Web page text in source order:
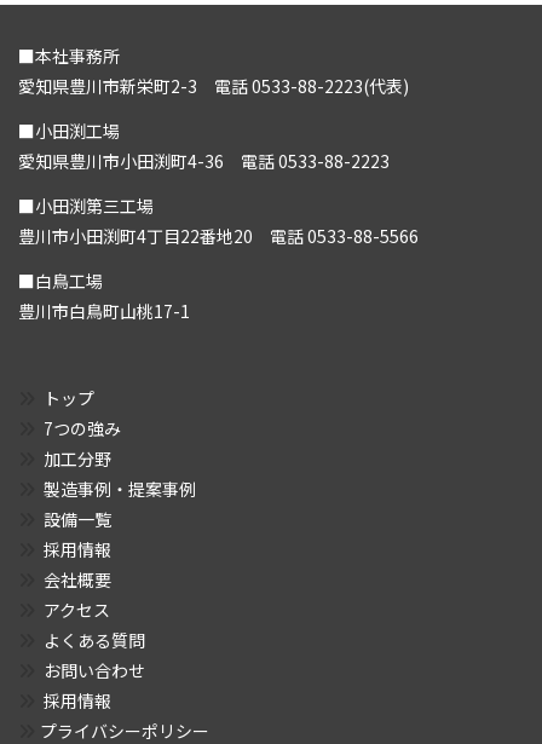
■本社事務所
愛知県豊川市新栄町2-3 電話 0533-88-2223(代表)
■小田渕工場
愛知県豊川市小田渕町4-36 電話 0533-88-2223
■小田渕第三工場
豊川市小田渕町4丁目22番地20 電話 0533-88-5566
■白鳥工場
豊川市白鳥町山桃17-1
トップ
7つの強み
加工分野
製造事例・提案事例
設備一覧
採用情報
会社概要
アクセス
よくある質問
お問い合わせ
採用情報
プライバシーポリシー